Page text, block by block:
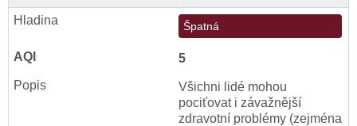
Špatná
5
Všichni lidé mohou
pociťovat i závažnější
zdravotní problémy (zejména